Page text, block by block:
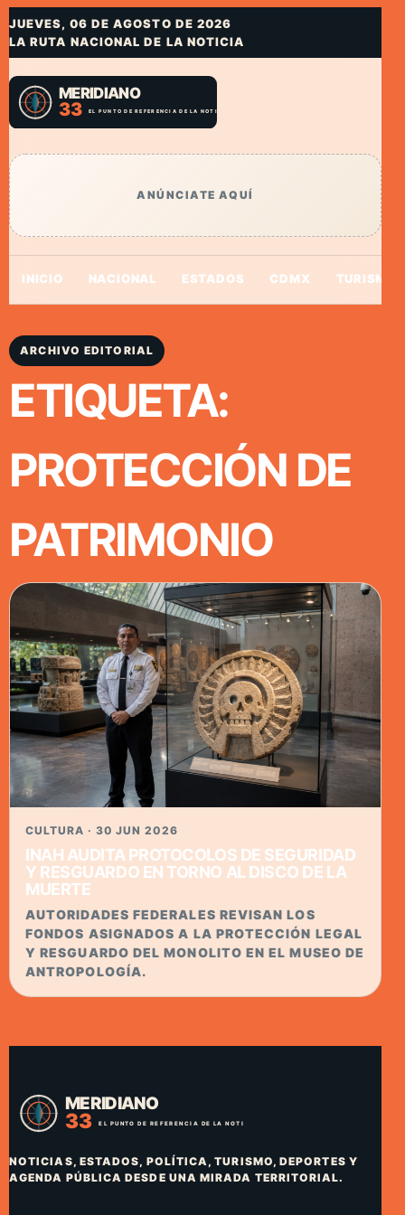
JUEVES, 06 DE AGOSTO DE 2026
LA RUTA NACIONAL DE LA NOTICIA
ANÚNCIATE AQUÍ
INICIO NACIONAL ESTADOS CDMX TURISMO
ARCHIVO EDITORIAL
ETIQUETA:
PROTECCIÓN DE
PATRIMONIO
CULTURA · 30 JUN 2026
INAH AUDITA PROTOCOLOS DE SEGURIDAD
Y RESGUARDO EN TORNO AL DISCO DE LA
MUERTE
AUTORIDADES FEDERALES REVISAN LOS
FONDOS ASIGNADOS A LA PROTECCIÓN LEGAL
Y RESGUARDO DEL MONOLITO EN EL MUSEO DE
ANTROPOLOGÍA.
NOTICIAS, ESTADOS, POLÍTICA, TURISMO, DEPORTES Y
AGENDA PÚBLICA DESDE UNA MIRADA TERRITORIAL.